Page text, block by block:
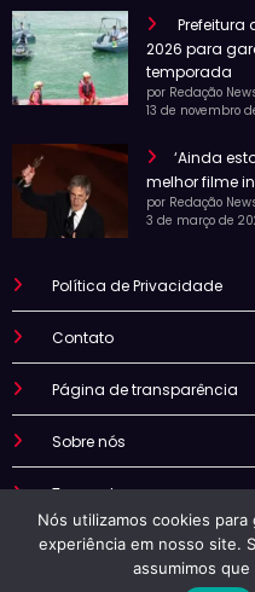
Prefeitura
2026 para
temporada
por Redação
13 de novembro
‘Ainda
melhor filme
por Redação
3 de março de
Política de Privacidade
Contato
Página de transparência
Sobre nós
Termo de uso
Nós utilizamos cookies
experiência em nosso site.
assumimos